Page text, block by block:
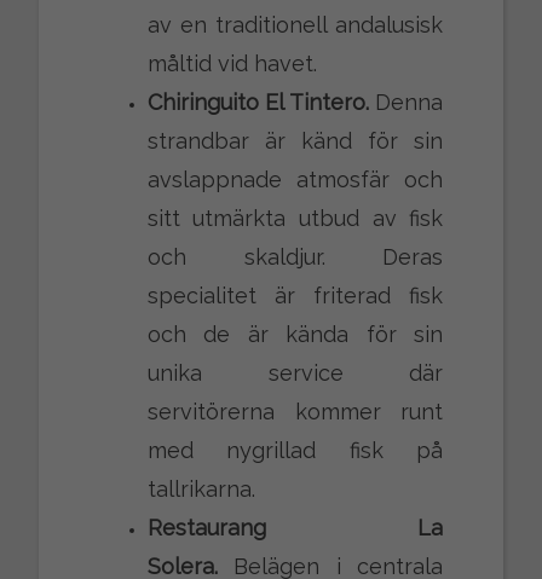
av en traditionell andalusisk
måltid vid havet.
Chiringuito El Tintero. Denna
strandbar är känd för sin
avslappnade atmosfär och
sitt utmärkta utbud av fisk
och skaldjur. Deras
specialitet är friterad fisk
och de är kända för sin
unika service där
servitörerna kommer runt
med nygrillad fisk på
tallrikarna.
Restaurang La
Solera. Belägen i centrala